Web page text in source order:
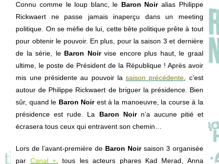
Connu comme le loup blanc, le Baron Noiralias Philippe
Rickwaert ne passe jamais inaperçu dans un meeting
politique. On se méfie de lui, cette bête politique prête à tout
pour obtenir le pouvoir. En plus, pour la saison 3 et dernière
de la série, le Baron Noirvise encore plus haut, le graal
ultime, le poste de Président de la République ! Après avoir
mis une présidente au pouvoir lasaison précédente , c’est
autour de Philippe Rickwaert de briguer la présidence. Bien
sûr, quand le Baron Noirest à la manoeuvre, la course à la
présidence est rude. La Baron Noirn’a aucune pitié et
écrasera tous ceux qui entravent son chemin…
Lors de l’avant-première de Baron Noirsaison 3 organisée
par Canal + , tous les acteurs phares Kad Merad, Anna